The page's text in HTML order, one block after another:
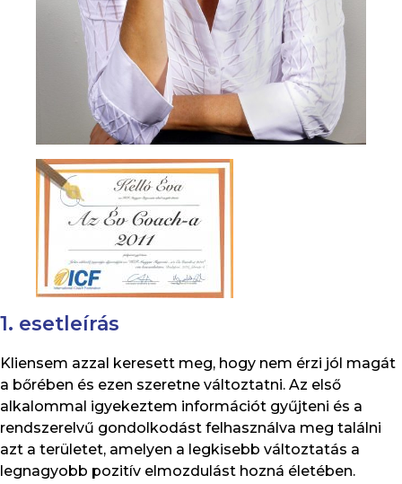
1. esetleírás
Kliensem azzal keresett meg, hogy nem érzi jól magát
a bőrében és ezen szeretne változtatni. Az első
alkalommal igyekeztem információt gyűjteni és a
rendszerelvű gondolkodást felhasználva meg találni
azt a területet, amelyen a legkisebb változtatás a
legnagyobb pozitív elmozdulást hozná életében.